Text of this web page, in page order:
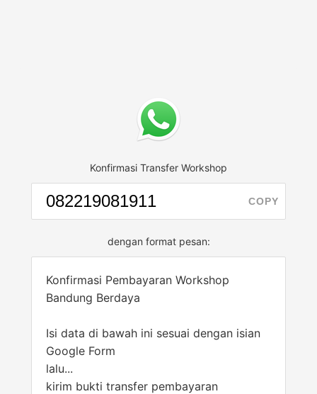
Konfirmasi Transfer Workshop
COPY
dengan format pesan:
Konfirmasi Pembayaran Workshop
Bandung Berdaya
Isi data di bawah ini sesuai dengan isian
Google Form
lalu...
kirim bukti transfer pembayaran